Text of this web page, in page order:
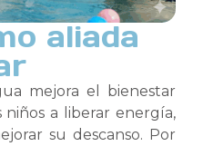
aliada
mejora el bienestar
a liberar energía,
su descanso. Por